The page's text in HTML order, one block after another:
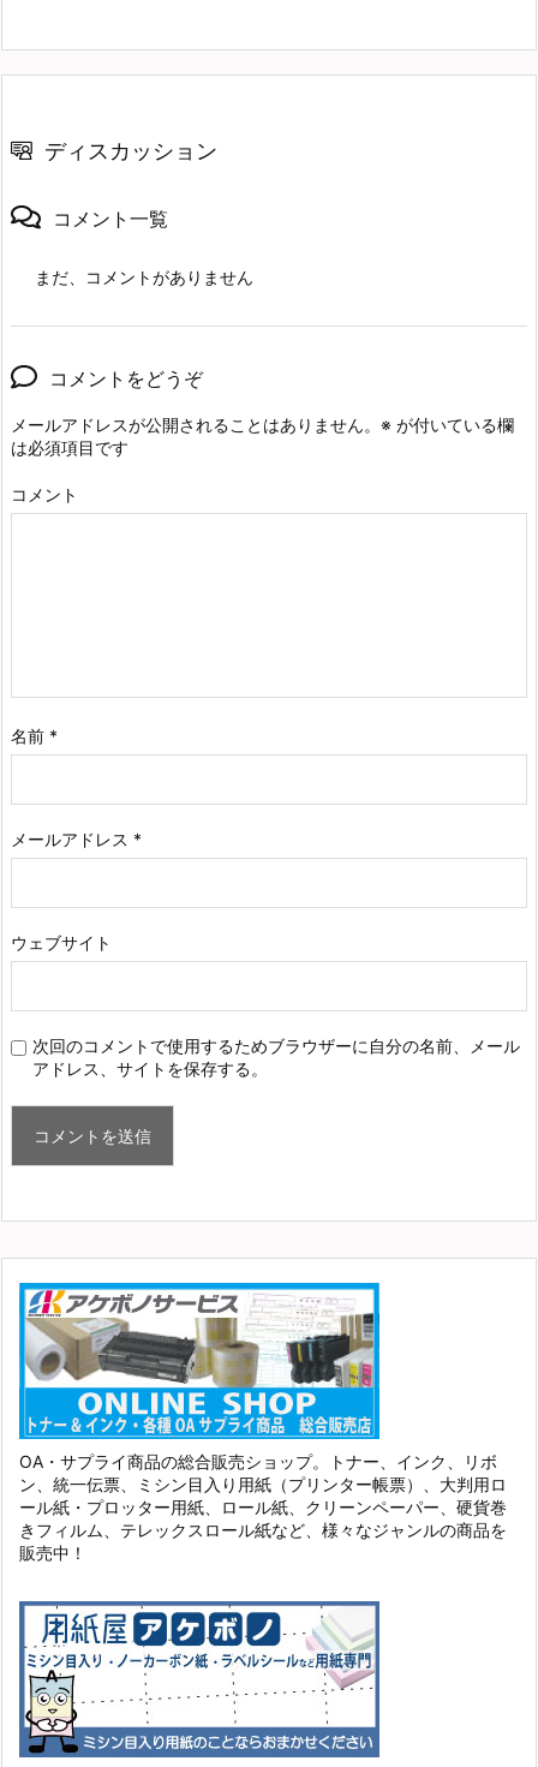
ディスカッション
コメント一覧
まだ、コメントがありません
コメントをどうぞ
メールアドレスが公開されることはありません。 ※ が付いている欄
は必須項目です
コメント
名前 *
メールアドレス *
ウェブサイト
次回のコメントで使用するためブラウザーに自分の名前、メール
アドレス、サイトを保存する。
OA・サプライ商品の総合販売ショップ。トナー、インク、リボ
ン、統一伝票、ミシン目入り用紙（プリンター帳票）、大判用ロ
ール紙・プロッター用紙、ロール紙、クリーンペーパー、硬貨巻
きフィルム、テレックスロール紙など、様々なジャンルの商品を
販売中！